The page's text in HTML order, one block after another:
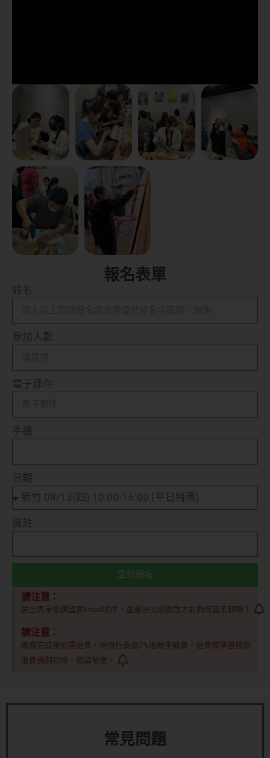
報名表單
姓名
參加人數
電子郵件
手機
日期
備註
立刻報名
請注意：
送出表單後請留意Email收件，並盡快完成繳款才能夠保留名額唷！
請注意：
繳費完成後如需退費，須自行負擔3%退款手續費，退費標準皆按照
退費機制辦理，敬請留意。
常見問題